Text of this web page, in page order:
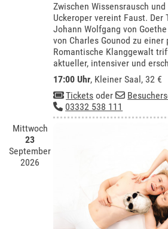
Zwischen Wissensrausch
Uckeroper vereint Faust. Der
Johann Wolfgang von
von Charles Gounod zu
Romantische Klanggewalt
aktueller, intensiver und
17:00 Uhr, Kleiner Saal , 32 €
Tickets oder
03332 538 111
Mittwoch
23
September
2026